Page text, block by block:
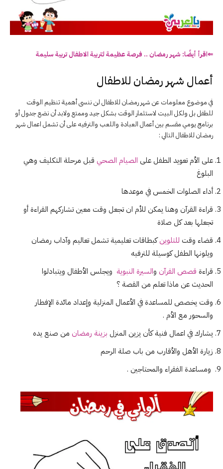
⇐اقرأ أيضًا: شهر رمضان .. فرصةعظيمة لتربية الاطفال تربية سليمة
أعمال شهر رمضان للاطفال
في موضوع معلومات عن شهر رمضان للاطفال لن ننسى أهمية تنظيم الوقت
للطفل بل ولكل البيت لاستثمار الوقت بشكل جيد وممتع ولابد أن نضع جدول أو
برنامج يومي مقسم بين أعمال العبادة واللعب والترفيه على أن تشمل اعمال شهر
رمضان للاطفال التالي :
على الأم تعويد الطفل على الصيام الصحي قبل مرحلة التكليف وهي
البلوغ
أداء الصلوات الخمس في موعدها
قراءة القرآن وهنا يمكن للأم ان تجعل وقت معين تشاركهم القراءة أو
تجعلها بعد كل صلاة
قضاء وقت للتلوينكبطاقات تعليمية تشمل تعاليم وآداب رمضان
ويلونها الطفل كوسيلة للترفيه
قراءة قصص القرآن والسيرة النبوية ويجلس الأطفال ويتبادلوا
الحديث عن ماذا تعلم من القصة ؟
وقت يخصص للمساعدة في الأعمال المنزلية وإعداد مائدة الإفطار
والسحور مع الأم .
يشارك في اعمال فنية كأن يزين المنزل بزينة رمضان من صنع يده
زيارة الأهل والأقارب من باب صلة الرحم
ومساعدة الفقراء والمحتاجين .